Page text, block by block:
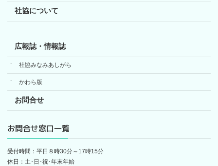
社協について
広報誌・情報誌
社協みなみあしがら
かわら版
お問合せ
お問合せ窓口一覧
受付時間：平日８時30分～17時15分
休日：土･日･祝･年末年始